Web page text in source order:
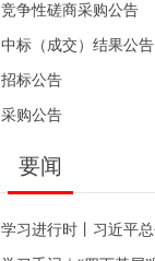
竞争性磋商采购公告
中标（成交）结果公告
招标公告
采购公告
要闻